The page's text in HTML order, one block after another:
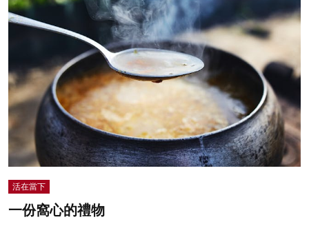
活在當下
一份窩心的禮物